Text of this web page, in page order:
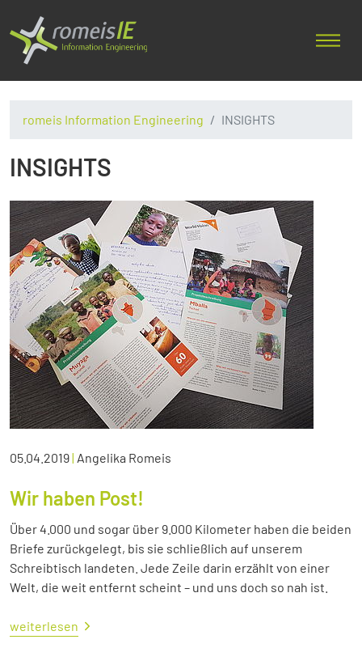
romeis Information Engineering INSIGHTS
INSIGHTS
05.04.2019| Angelika Romeis
Wir haben Post!
Über 4.000 und sogar über 9.000 Kilometer haben die beiden
Briefe zurückgelegt, bis sie schließlich auf unserem
Schreibtisch landeten. Jede Zeile darin erzählt von einer
Welt, die weit entfernt scheint – und uns doch so nah ist.
weiterlesen